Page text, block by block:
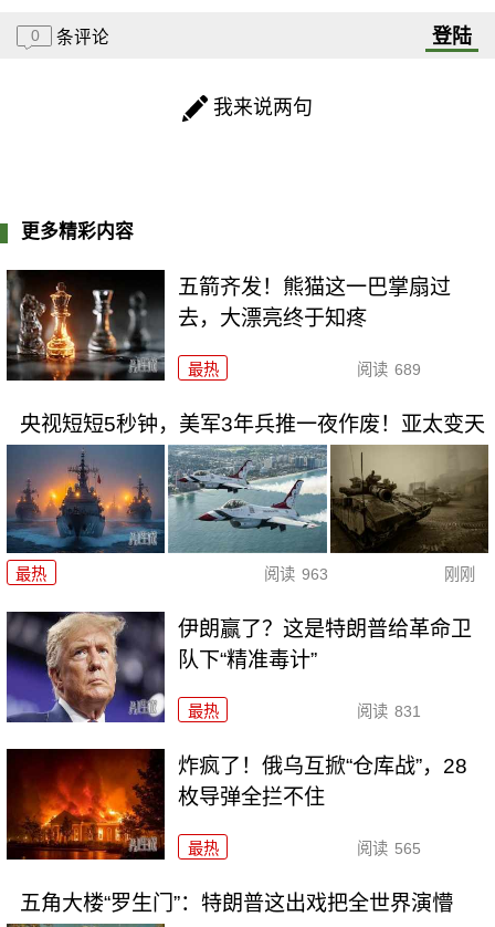
0 条评论 登陆
我来说两句
更多精彩内容
五箭齐发！熊猫这一巴掌扇过
去，大漂亮终于知疼
最热 阅读 689
央视短短5秒钟，美军3年兵推一夜作废！亚太变天
最热 阅读 963 刚刚
伊朗赢了？这是特朗普给革命卫
队下“精准毒计”
最热 阅读 831
炸疯了！俄乌互掀“仓库战”，28
枚导弹全拦不住
最热 阅读 565
五角大楼“罗生门”：特朗普这出戏把全世界演懵